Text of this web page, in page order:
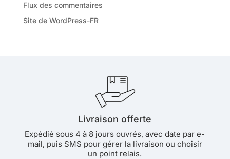
Flux des commentaires
Site de WordPress-FR
Livraison offerte
Expédié sous 4 à 8 jours ouvrés, avec date par e-
mail, puis SMS pour gérer la livraison ou choisir
un point relais.